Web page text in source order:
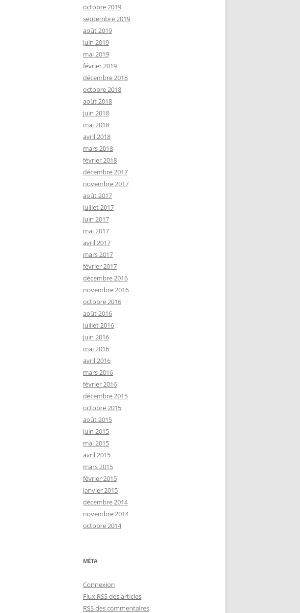
octobre 2019
septembre 2019
août 2019
juin 2019
mai 2019
février 2019
décembre 2018
octobre 2018
août 2018
juin 2018
mai 2018
avril 2018
mars 2018
février 2018
décembre 2017
novembre 2017
août 2017
juillet 2017
juin 2017
mai 2017
avril 2017
mars 2017
février 2017
décembre 2016
novembre 2016
octobre 2016
août 2016
juillet 2016
juin 2016
mai 2016
avril 2016
mars 2016
février 2016
décembre 2015
octobre 2015
août 2015
juin 2015
mai 2015
avril 2015
mars 2015
février 2015
janvier 2015
décembre 2014
novembre 2014
octobre 2014
MÉTA
Connexion
Flux RSSdes articles
RSSdes commentaires